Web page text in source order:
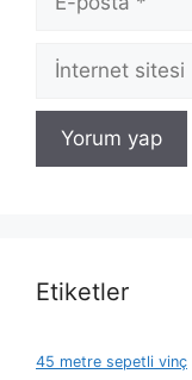
posta
İnternet
sitesi
Etiketler
45 metre sepetli vinç